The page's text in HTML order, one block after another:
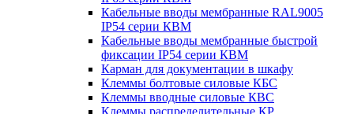
Кабельные вводы мембранные RAL9005
IP54 серии КВМ
Кабельные вводы мембранные быстрой
фиксации IP54 серии КВМ
Карман для документации в шкафу
Клеммы болтовые силовые КБС
Клеммы вводные силовые КВС
Клеммы распределительные КР